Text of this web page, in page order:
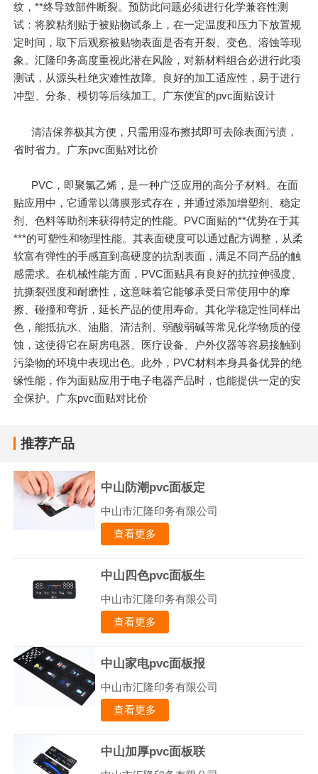
纹，**终导致部件断裂。预防此问题必须进行化学兼容性测
试：将胶粘剂贴于被贴物试条上，在一定温度和压力下放置规
定时间，取下后观察被贴物表面是否有开裂、变色、溶蚀等现
象。汇隆印务高度重视此潜在风险，对新材料组合必进行此项
测试，从源头杜绝灾难性故障。良好的加工适应性，易于进行
冲型、分条、模切等后续加工。广东便宜的pvc面贴设计
清洁保养极其方便，只需用湿布擦拭即可去除表面污渍，
省时省力。广东pvc面贴对比价
PVC，即聚氯乙烯，是一种广泛应用的高分子材料。在面
贴应用中，它通常以薄膜形式存在，并通过添加增塑剂、稳定
剂、色料等助剂来获得特定的性能。PVC面贴的**优势在于其
***的可塑性和物理性能。其表面硬度可以通过配方调整，从柔
软富有弹性的手感直到高硬度的抗刮表面，满足不同产品的触
感需求。在机械性能方面，PVC面贴具有良好的抗拉伸强度、
抗撕裂强度和耐磨性，这意味着它能够承受日常使用中的摩
擦、碰撞和弯折，延长产品的使用寿命。其化学稳定性同样出
色，能抵抗水、油脂、清洁剂、弱酸弱碱等常见化学物质的侵
蚀，这使得它在厨房电器、医疗设备、户外仪器等容易接触到
污染物的环境中表现出色。此外，PVC材料本身具备优异的绝
缘性能，作为面贴应用于电子电器产品时，也能提供一定的安
全保护。广东pvc面贴对比价
推荐产品
中山防潮pvc面板定
中山市汇隆印务有限公司
查看更多
中山四色pvc面板生
中山市汇隆印务有限公司
查看更多
中山家电pvc面板报
中山市汇隆印务有限公司
查看更多
中山加厚pvc面板联